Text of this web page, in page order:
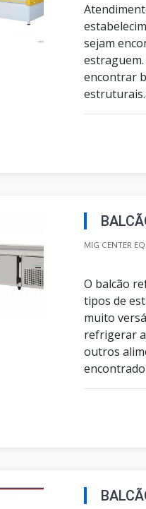
sejam
encontrar
MIG CENTER
O balcão
tipos de
muito
refrigerar
outros